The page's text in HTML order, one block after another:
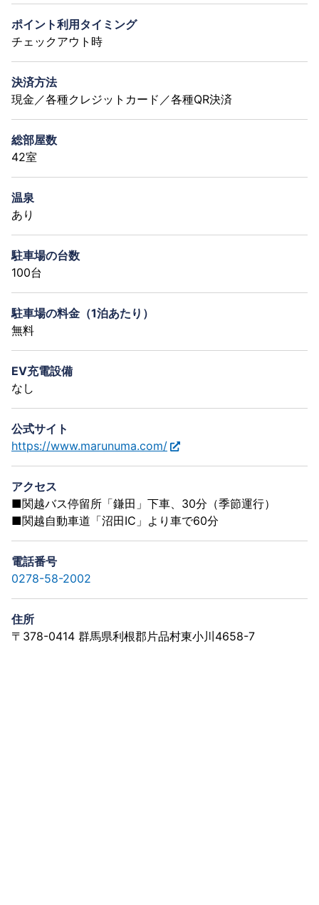
ポイント利用タイミング
チェックアウト時
決済方法
現金／各種クレジットカード／各種QR決済
総部屋数
42室
温泉
あり
駐車場の台数
100台
駐車場の料金（1泊あたり）
無料
EV充電設備
なし
公式サイト
https://www.marunuma.com/
アクセス
■関越バス停留所「鎌田」下車、30分（季節運行）
■関越自動車道「沼田IC」より車で60分
電話番号
0278-58-2002
住所
〒378-0414 群馬県利根郡片品村東小川4658-7